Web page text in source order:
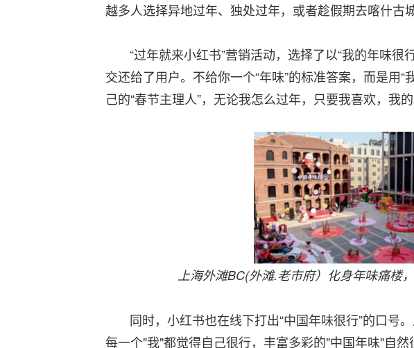
越多人选择异地过年、独处过年，或者趁假期去喀什古
“过年就来小红书”营销活动，选择了以“我的年味很
交还给了用户。不给你一个“年味”的标准答案，而是用
己的“春节主理人”，无论我怎么过年，只要我喜欢，我的
上海外滩BC(外滩.老市府）化身年味痛楼
同时，小红书也在线下打出“中国年味很行”的口号
每一个"我"都觉得自己很行，丰富多彩的"中国年味"自